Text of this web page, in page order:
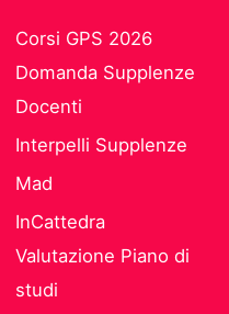
Corsi GPS 2026
Domanda Supplenze
Docenti
Interpelli Supplenze
Mad
InCattedra
Valutazione Piano di
studi